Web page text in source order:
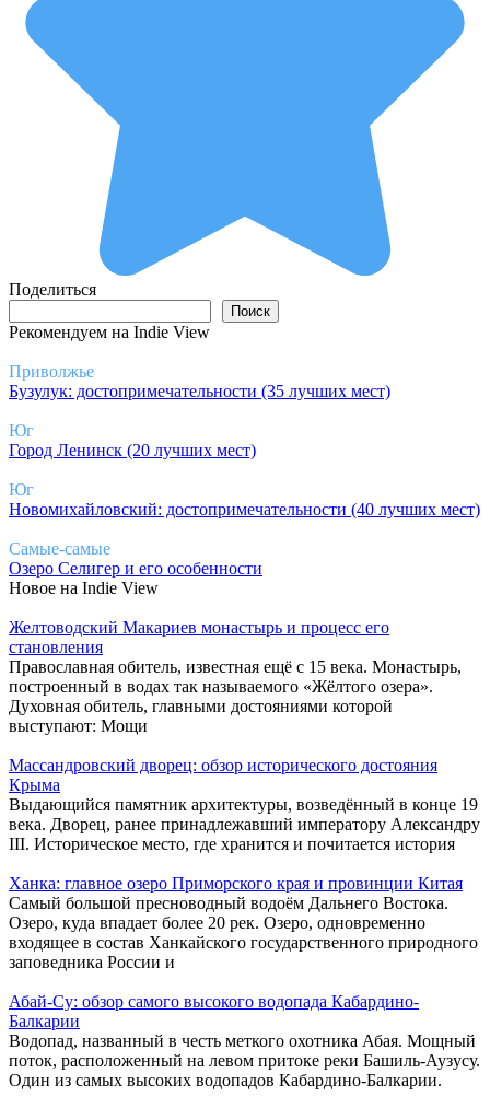
Поделиться
Поиск
Рекомендуем на Indie View
Приволжье
Бузулук: достопримечательности (35 лучших мест)
Юг
Город Ленинск (20 лучших мест)
Юг
Новомихайловский: достопримечательности (40 лучших мест)
Самые-самые
Озеро Селигер и его особенности
Новое на Indie View
Желтоводский Макариев монастырь и процесс его
становления
Православная обитель, известная ещё с 15 века. Монастырь,
построенный в водах так называемого «Жёлтого озера».
Духовная обитель, главными достояниями которой
выступают: Мощи
Массандровский дворец: обзор исторического достояния
Крыма
Выдающийся памятник архитектуры, возведённый в конце 19
века. Дворец, ранее принадлежавший императору Александру
III. Историческое место, где хранится и почитается история
Ханка: главное озеро Приморского края и провинции Китая
Самый большой пресноводный водоём Дальнего Востока.
Озеро, куда впадает более 20 рек. Озеро, одновременно
входящее в состав Ханкайского государственного природного
заповедника России и
Абай-Су: обзор самого высокого водопада Кабардино-
Балкарии
Водопад, названный в честь меткого охотника Абая. Мощный
поток, расположенный на левом притоке реки Башиль-Аузусу.
Один из самых высоких водопадов Кабардино-Балкарии.